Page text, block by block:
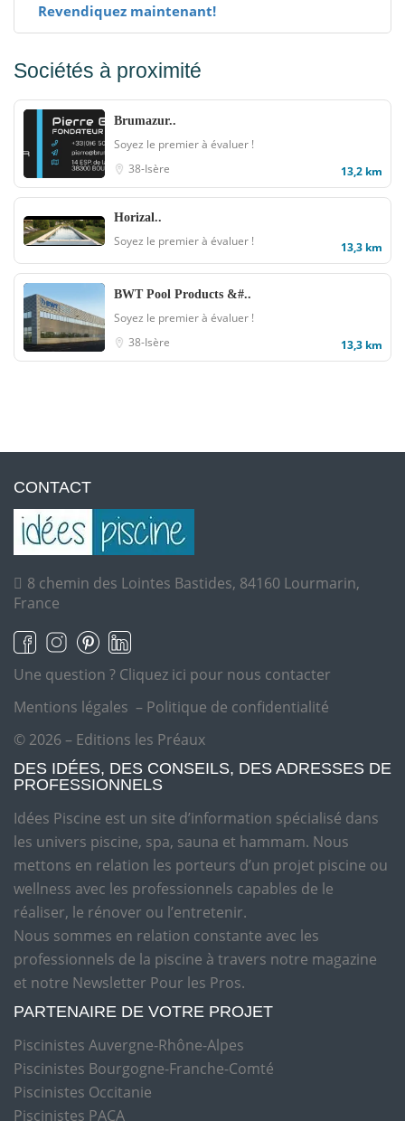
Revendiquez maintenant!
Sociétés à proximité
Brumazur..
Soyez le premier à évaluer !
38-Isère
13,2 km
Horizal..
Soyez le premier à évaluer ! 13,3 km
BWT Pool Products &#..
Soyez le premier à évaluer !
38-Isère
13,3 km
CONTACT
8 chemin des Lointes Bastides, 84160 Lourmarin,
France
Une question ? Cliquez ici pour nous contacter
Mentions légales – Politique de confidentialité
© 2026 – Editions les Préaux
DES IDÉES, DES CONSEILS, DES ADRESSES DE
PROFESSIONNELS
Idées Piscine est un site d’information spécialisé dans
les univers piscine, spa, sauna et hammam. Nous
mettons en relation les porteurs d’un projet piscine ou
wellness avec les professionnels capables de le
réaliser, le rénover ou l’entretenir.
Nous sommes en relation constante avec les
professionnels de la piscine à travers notre magazine
et notre Newsletter Pour les Pros.
PARTENAIRE DE VOTRE PROJET
Piscinistes Auvergne-Rhône-Alpes
Piscinistes Bourgogne-Franche-Comté
Piscinistes Occitanie
Piscinistes PACA